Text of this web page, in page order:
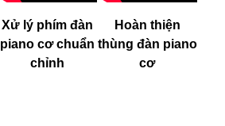
Xử lý phím đàn
piano cơ chuẩn
chỉnh
Hoàn thiện
thùng đàn piano
cơ